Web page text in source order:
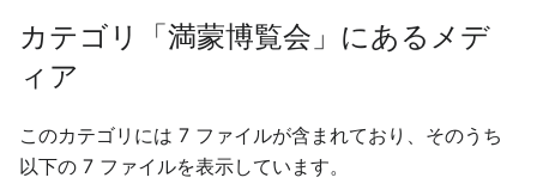
カテゴリ「満蒙博覧会」にあるメデ
ィア
このカテゴリには 7 ファイルが含まれており、そのうち
以下の 7 ファイルを表示しています。